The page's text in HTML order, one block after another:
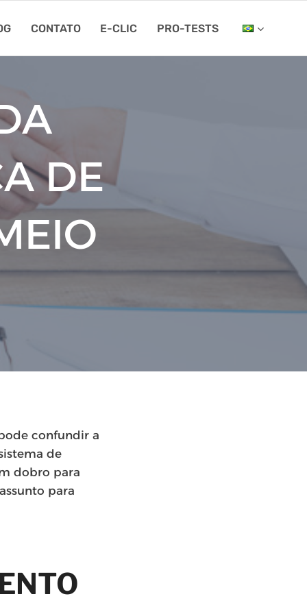
CONTATO E-CLIC PRO-TESTS
DE
confundir a
de
dobro para
para